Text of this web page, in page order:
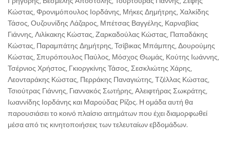
Κώστας, Φρονιμόπουλος Ιορδάνης, Μήκες Δημήτρης, Χαλκίδης
Τάσος, Ουζουνίδης Λάζαρος, Μπέτσας Βαγγέλης, Καρναβίας
Γιάννης, Λιλίκακης Κώστας, Ζαρκαδούλας Κώστας, Παπαδάκης
Κώστας, Παραμπάτης Δημήτρης, Τσίβικας Μπάμπης, Δουρούμης
Κώστας, Σπυρόπουλος Παύλος, Μόσχος Θωμάς, Κούτης Ιωάννης,
Τσέρνιος Χρήστος, Γκιοργκίνης Τάσος, Σεσκλιώτης Χάρης,
Λεονταράκης Κώστας, Περράκης Παναγιώτης, Τζέλλας Κώστας,
Τσιούτρας Γιάννης, Γιαννακός Σωτήρης, Αλειφτήρας Σωκράτης,
Ιωαννίδης Ιορδάνης και Μαρούδας Ρίζος. Η ομάδα αυτή θα
παρουσιάσει το κοινό πλαίσιο αιτημάτων που έχει διαμορφωθεί
μέσα από τις κινητοποιήσεις των τελευταίων εβδομάδων.